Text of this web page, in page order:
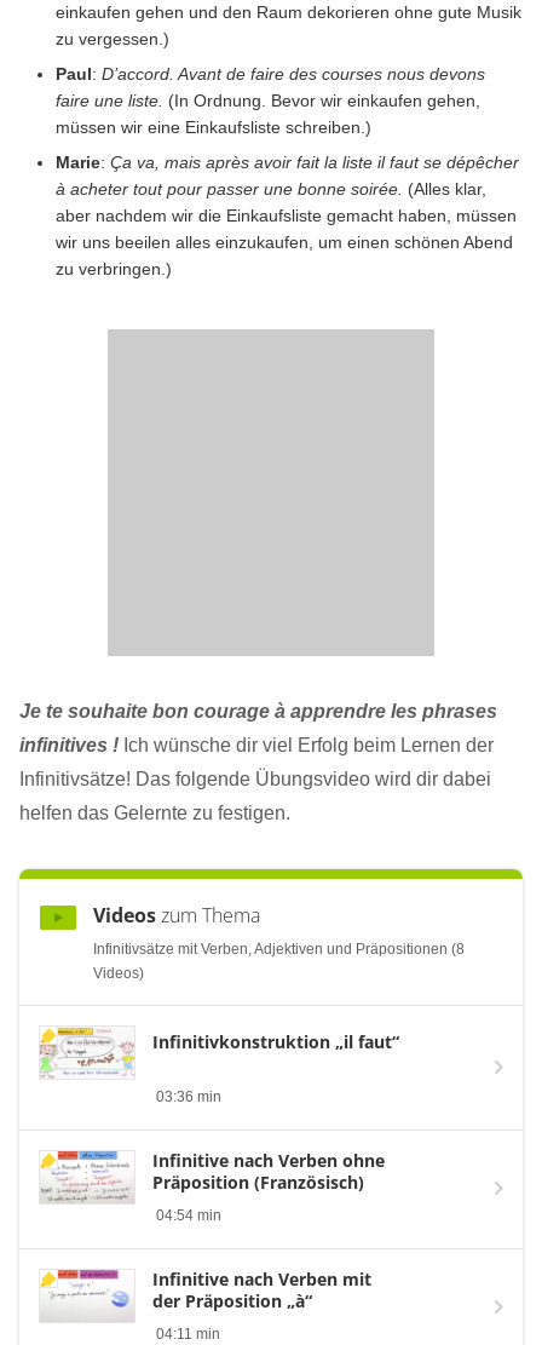
einkaufen gehen und den Raum dekorieren ohne gute Musik
zu vergessen.)
Paul: D’accord. Avant de faire des courses nous devons
faire une liste. (In Ordnung. Bevor wir einkaufen gehen,
müssen wir eine Einkaufsliste schreiben.)
Marie: Ça va, mais après avoir fait la liste il faut se dépêcher
à acheter tout pour passer une bonne soirée. (Alles klar,
aber nachdem wir die Einkaufsliste gemacht haben, müssen
wir uns beeilen alles einzukaufen, um einen schönen Abend
zu verbringen.)
Je te souhaite bon courage à apprendre les phrases
infinitives ! Ich wünsche dir viel Erfolg beim Lernen der
Infinitivsätze! Das folgende Übungsvideo wird dir dabei
helfen das Gelernte zu festigen.
Videoszum Thema
Infinitivsätze mit Verben, Adjektiven und Präpositionen (8
Videos)
Infinitivkonstruktion „il faut“
03:36 min
Infinitive nach Verben ohne
Präposition (Französisch)
04:54 min
Infinitive nach Verben mit
der Präposition „à“
04:11 min